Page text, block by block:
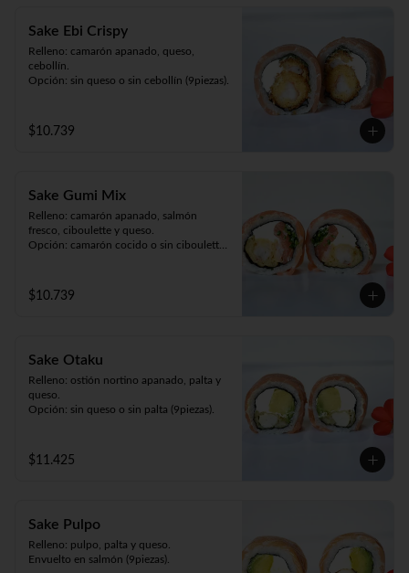
Sake Ebi Crispy
Relleno: camarón apanado, queso,
cebollín.
Opción: sin queso o sin cebollín (9piezas).
$10.739
Sake Gumi Mix
Relleno: camarón apanado, salmón
fresco, ciboulette y queso.
Opción: camarón cocido o sin ciboulette
$10.739
Sake Otaku
Relleno: ostión nortino apanado, palta y
queso.
Opción: sin queso o sin palta (9piezas).
$11.425
Sake Pulpo
Relleno: pulpo, palta y queso.
Envuelto en salmón (9piezas).